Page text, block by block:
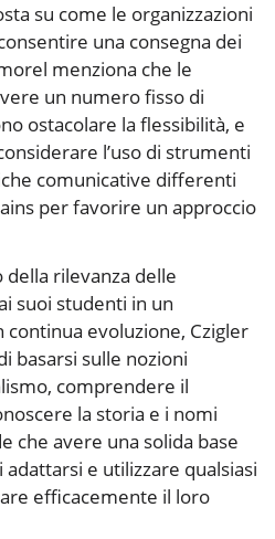
su come le organizzazioni
una consegna dei
menziona che le
un numero fisso di
ostacolare la flessibilità, e
l’uso di strumenti
comunicative differenti
per favorire un approccio
rilevanza delle
suoi studenti in un
evoluzione, Czigler
basarsi sulle nozioni
comprendere il
la storia e i nomi
che avere una solida base
e utilizzare qualsiasi
efficacemente il loro